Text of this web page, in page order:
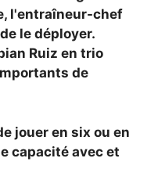
l'entraîneur-chef
le déployer.
Ruiz en trio
de
jouer en six ou en
capacité avec et